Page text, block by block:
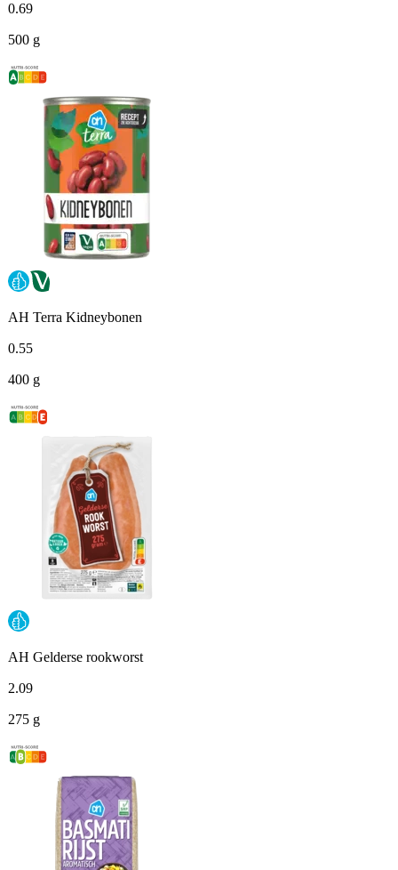
0.69
500 g
AH Terra Kidneybonen
0.55
400 g
AH Gelderse rookworst
2.09
275 g